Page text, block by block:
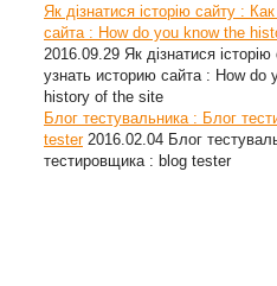
Як дізнатися історію сайту :
сайта : How do you know the
2016.09.29 Як дізнатися
узнать историю сайта : How do
history of the site
Блог тестувальника : Блог
tester 2016.02.04 Блог
тестировщика : blog tester